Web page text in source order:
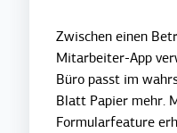
Zwischen einen
Mitarbeiter-App
Büro passt im
Blatt Papier mehr.
Formularfeature